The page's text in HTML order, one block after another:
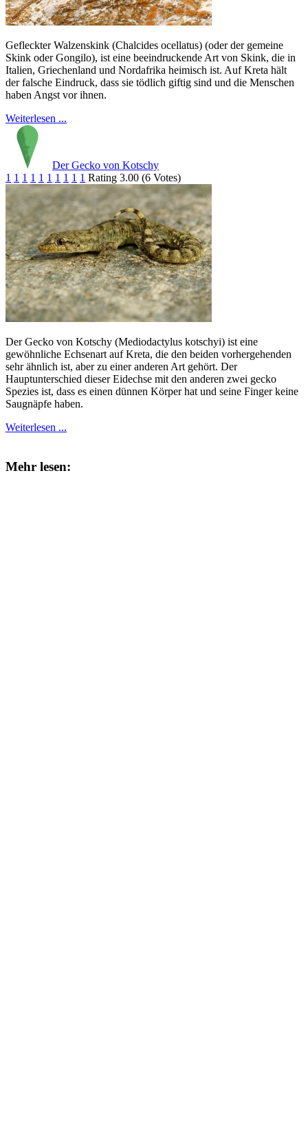
Gefleckter Walzenskink (Chalcides ocellatus) (oder der gemeine
Skink oder Gongilo), ist eine beeindruckende Art von Skink, die in
Italien, Griechenland und Nordafrika heimisch ist. Auf Kreta hält
der falsche Eindruck, dass sie tödlich giftig sind und die Menschen
haben Angst vor ihnen.
Weiterlesen ...
Der Gecko von Kotschy
1 1 1 1 1 1 1 1 1 1 Rating 3.00 (6 Votes)
Der Gecko von Kotschy (Mediodactylus kotschyi) ist eine
gewöhnliche Echsenart auf Kreta, die den beiden vorhergehenden
sehr ähnlich ist, aber zu einer anderen Art gehört. Der
Hauptunterschied dieser Eidechse mit den anderen zwei gecko
Spezies ist, dass es einen dünnen Körper hat und seine Finger keine
Saugnäpfe haben.
Weiterlesen ...
Mehr lesen: